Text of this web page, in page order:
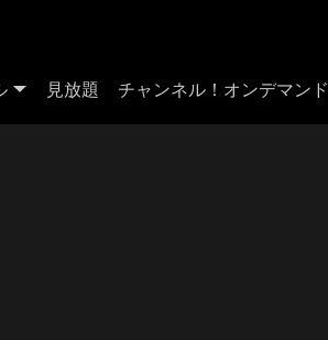
見放題 チャンネル！オンデマンド